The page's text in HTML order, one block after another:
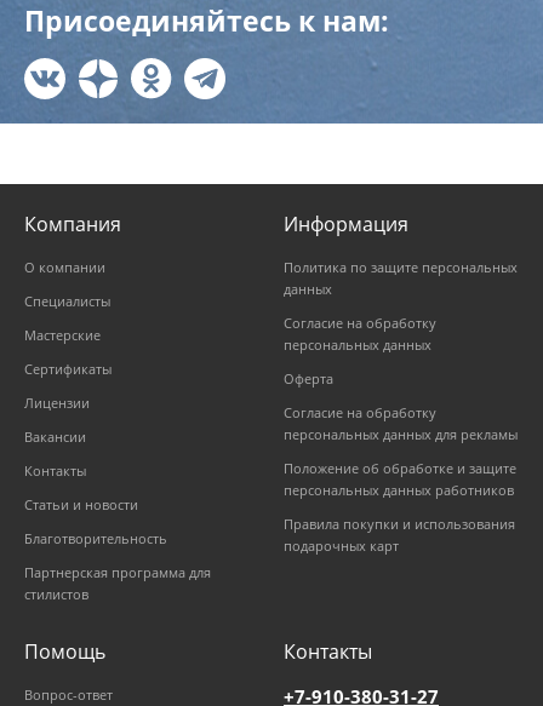
Присоединяйтесь к нам:
Компания
О компании
Специалисты
Мастерские
Сертификаты
Лицензии
Вакансии
Контакты
Статьи и новости
Благотворительность
Партнерская программа для
стилистов
Информация
Политика по защите персональных
данных
Согласие на обработку
персональных данных
Оферта
Согласие на обработку
персональных данных для рекламы
Положение об обработке и защите
персональных данных работников
Правила покупки и использования
подарочных карт
Помощь
Вопрос-ответ
Контакты
+7-910-380-31-27